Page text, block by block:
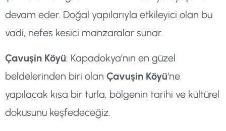
devam eder. Doğal yapılarıyla etkileyici olan bu
vadi, nefes kesici manzaralar sunar.
Çavuşin Köyü: Kapadokya’nın en güzel
beldelerinden biri olan Çavuşin Köyü‘ne
yapılacak kısa bir turla, bölgenin tarihi ve kültürel
dokusunu keşfedeceğiz.